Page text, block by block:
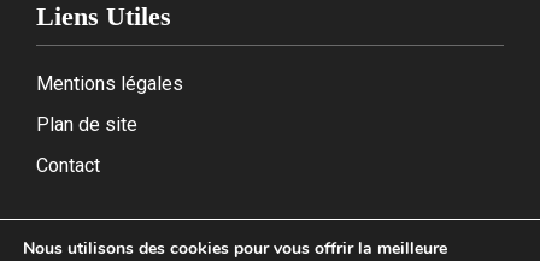
Liens Utiles
Mentions légales
Plan de site
Contact
Nous utilisons des cookies pour vous offrir la meilleure